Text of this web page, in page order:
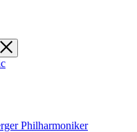
Philharmoniker